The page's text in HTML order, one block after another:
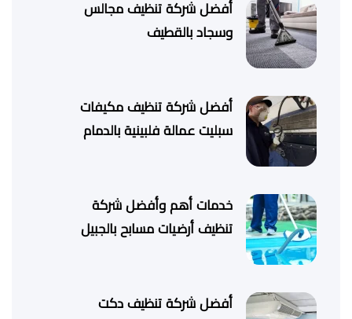
أفضل شركة تنظيف مجالس
وسجاد بالقطيف
أفضل شركة تنظيف مكيفات
سبليت عمالة فلبينية بالدمام
خدمات أهم وأفضل شركة
تنظيف أرضيات مسابح بالجبيل
أفضل شركة تنظيف دكت